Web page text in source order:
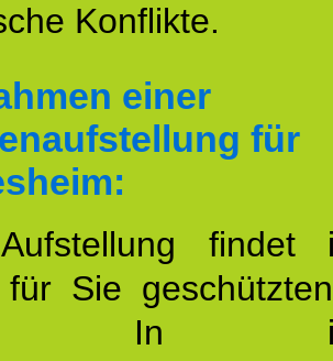
Konflikte.
einer
für
findet
Sie
In